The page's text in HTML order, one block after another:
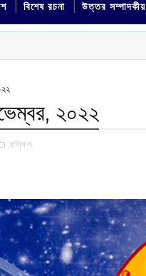
বিশেষ রচনা উত্তর সম্পাদকীয়
২০২২
,রাশিফল